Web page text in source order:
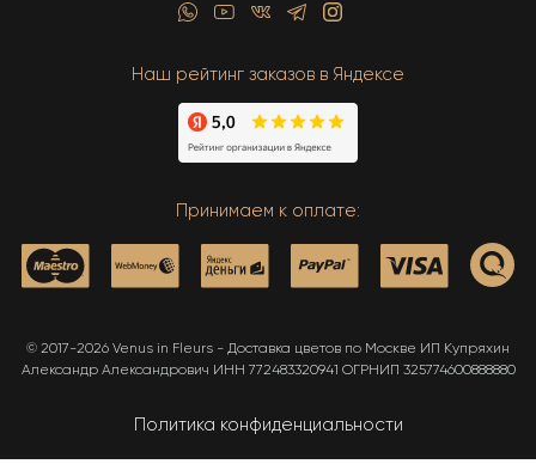
Наш рейтинг заказов в Яндексе
Принимаем к оплате:
© 2017-2026 Venus in Fleurs - Доставка цветов по Москве ИП Купряхин
Александр Александрович ИНН 772483320941 ОГРНИП 325774600888880
Политика конфиденциальности